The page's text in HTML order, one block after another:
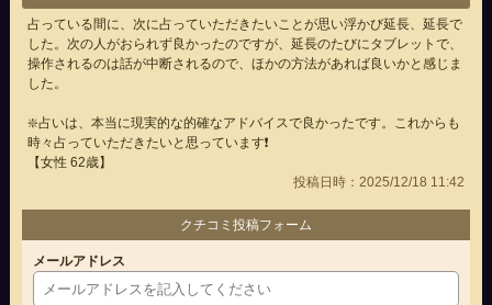
占っている間に、次に占っていただきたいことが思い浮かび延長、延長で
した。次の人がおられず良かったのですが、延長のたびにタブレットで、
操作されるのは話が中断されるので、ほかの方法があれば良いかと感じま
した。
❇️占いは、本当に現実的な的確なアドバイスで良かったです。これからも
時々占っていただきたいと思っています❗
【女性 62歳】
投稿日時：2025/12/18 11:42
クチコミ投稿フォーム
メールアドレス